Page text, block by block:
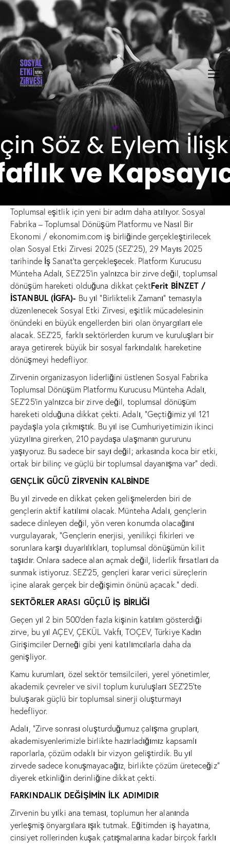
Toplumsal eşitlik için yeni bir adım daha atılıyor. Sosyal
Fabrika – Toplumsal Dönüşüm Platformu ve Nasıl Bir
Ekonomi / ekonomim.com iş birliğinde gerçekleştirilecek
olan Sosyal Etki Zirvesi 2025 (SEZ’25), 29 Mayıs 2025
tarihinde İş Sanat’ta gerçekleşecek. Platform Kurucusu
Münteha Adalı, SEZ’25’in yalnızca bir zirve değil, toplumsal
dönüşüm hareketi olduğuna dikkat çektFerit BİNZET /
İSTANBUL (İGFA)- Bu yıl “Birliktelik Zamanı” temasıyla
düzenlenecek Sosyal Etki Zirvesi, eşitlik mücadelesinin
önündeki en büyük engellerden biri olan önyargıları ele
alacak. SEZ’25, farklı sektörlerden kurum ve kuruluşları bir
araya getirerek büyük bir sosyal farkındalık hareketine
dönüşmeyi hedefliyor.
Zirvenin organizasyon liderliğini üstlenen Sosyal Fabrika
Toplumsal Dönüşüm Platformu Kurucusu Münteha Adalı,
SEZ’25’in yalnızca bir zirve değil, toplumsal dönüşüm
hareketi olduğuna dikkat çekti. Adalı, “Geçtiğimiz yıl 121
paydaşla yola çıkmıştık. Bu yıl ise Cumhuriyetimizin ikinci
yüzyılına girerken, 210 paydaşa ulaşmanın gururunu
yaşıyoruz. Bu sadece bir sayı değil; arkasında koca bir etki,
ortak bir bilinç ve güçlü bir toplumsal dayanışma var” dedi.
GENÇLİK GÜCÜ ZİRVENİN KALBİNDE
Bu yıl zirvede en dikkat çeken gelişmelerden biri de
gençlerin aktif katılımı olacak. Münteha Adalı, gençlerin
sadece dinleyen değil, yön veren konumda olacağını
vurgulayarak, “Gençlerin enerjisi, yenilikçi fikirleri ve
sorunlara karşı duyarlılıkları, toplumsal dönüşümün kilit
taşıdır. Onlara sadece alan açmak değil, liderlik fırsatları da
sunmak istiyoruz. SEZ’25, gençleri karar verici süreçlerin
içine alarak gerçek bir değişimin önünü açacak.” dedi.
SEKTÖRLER ARASI GÜÇLÜ İŞ BİRLİĞİ
Geçen yıl 2 bin 500’den fazla kişinin katılım gösterdiği
zirve, bu yıl AÇEV, ÇEKÜL Vakfı, TOÇEV, Türkiye Kadın
Girişimciler Derneği gibi yeni katılımcılarla daha da
genişliyor.
Kamu kurumları, özel sektör temsilcileri, yerel yönetimler,
akademik çevreler ve sivil toplum kuruluşları SEZ’25’te
buluşarak güçlü bir toplumsal sinerji oluşturmayı
hedefliyor.
Adalı, “Zirve sonrası oluşturduğumuz çalışma grupları,
akademisyenlerimizle birlikte hazırladığımız kapsamlı
raporlarla, çözüm odaklı bir vizyon geliştirdik. Bu yıl
zirvede sadece konuşmayacağız, birlikte çözüm üreteceğiz”
diyerek etkinliğin derinliğine dikkat çekti.
FARKINDALIK DEĞİŞİMİN İLK ADIMIDIR
Zirvenin bu yılki ana teması, toplumun her alanında
yerleşmiş önyargılara ışık tutmak. Eğitimden iş hayatına,
cinsiyet rollerinden kuşak çatışmalarına kadar birçok farklı